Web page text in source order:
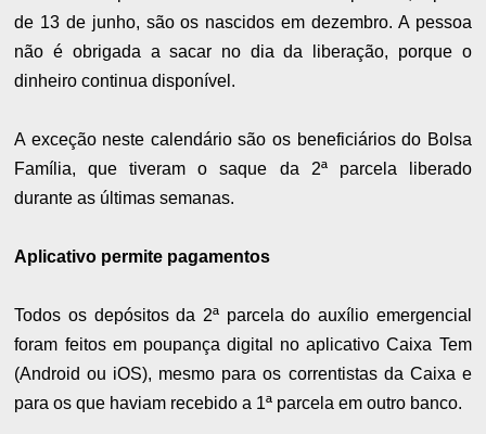
de 13 de junho, são os nascidos em dezembro. A pessoa
não é obrigada a sacar no dia da liberação, porque o
dinheiro continua disponível.
A exceção neste calendário são os beneficiários do Bolsa
Família, que tiveram o saque da 2ª parcela liberado
durante as últimas semanas.
Aplicativo permite pagamentos
Todos os depósitos da 2ª parcela do auxílio emergencial
foram feitos em poupança digital no aplicativo Caixa Tem
(Android ou iOS), mesmo para os correntistas da Caixa e
para os que haviam recebido a 1ª parcela em outro banco.